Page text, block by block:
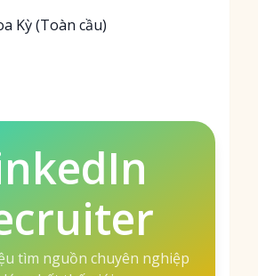
Kỳ (Toàn cầu)
tìm nguồn chuyên nghiệp